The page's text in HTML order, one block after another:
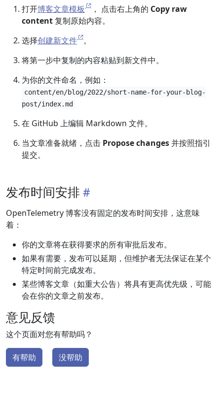
打开博客文章模板 ， 点击右上角的 Copy raw
content复制原始内容。
选择创建新文件
。
将第一步中复制的内容粘贴到新文件中。
为你的文件命名，例如：
content/en/blog/2022/short-name-for-your-blog-
post/index.md
在 GitHub 上编辑 Markdown 文件。
当文章准备就绪，点击 Propose changes并按照指引
提交。
发布时间安排
OpenTelemetry 博客没有固定的发布时间安排，这意味
着：
你的文章将在获得要求的所有审批后发布。
如果有需要，发布可以延期，但维护者无法保证在某个
特定时间前完成发布。
某些博客文章（如重大公告）将具有更高优先级，可能
会在你的文章之前发布。
意见反馈
这个页面对您有帮助吗？
有帮助 没帮助